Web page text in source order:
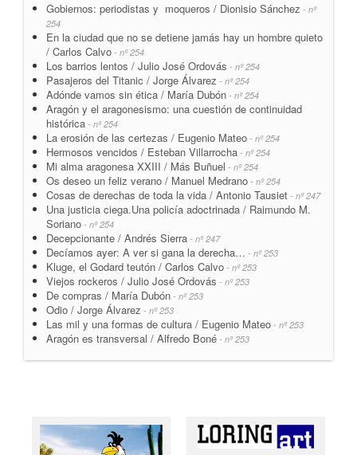
Gobiernos: periodistas y moqueros / Dionisio Sánchez - nº
254
En la ciudad que no se detiene jamás hay un hombre quieto
/ Carlos Calvo - nº 254
Los barrios lentos / Julio José Ordovás - nº 254
Pasajeros del Titanic / Jorge Álvarez - nº 254
Adónde vamos sin ética / María Dubón - nº 254
Aragón y el aragonesismo: una cuestión de continuidad
histórica - nº 254
La erosión de las certezas / Eugenio Mateo - nº 254
Hermosos vencidos / Esteban Villarrocha - nº 254
Mi alma aragonesa XXIII / Más Buñuel - nº 254
Os deseo un feliz verano / Manuel Medrano - nº 254
Cosas de derechas de toda la vida / Antonio Tausiet - nº 247
Una justicia ciega.Una policía adoctrinada / Raimundo M.
Soriano - nº 254
Decepcionante / Andrés Sierra - nº 247
Decíamos ayer: A ver si gana la derecha… - nº 253
Kluge, el Godard teutón / Carlos Calvo - nº 253
Viejos rockeros / Julio José Ordovás - nº 253
De compras / María Dubón - nº 253
Odio / Jorge Álvarez - nº 253
Las mil y una formas de cultura / Eugenio Mateo - nº 253
Aragón es transversal / Alfredo Boné - nº 253